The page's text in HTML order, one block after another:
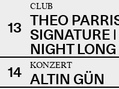
13
CLUB
THEO
SIGNATURE
NIGHT LONG
14
KONZERT
ALTIN GÜN